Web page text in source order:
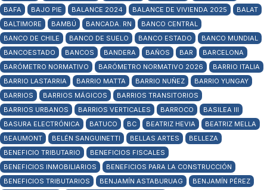
BAFA
BAJO PIE BALANCE 2024 BALANCE DE VIVIENDA 2025
BALAT
BALTIMORE
BAMBÚ BANCADA. RN
BANCO CENTRAL
BANCO DE CHILE
BANCO DE SUELO BANCO ESTADO
BANCO MUNDIAL
BANCOESTADO
BANCOS BANDERA BAÑOS BAR
BARCELONA
BARÓMETRO NORMATIVO
BARÓMETRO NORMATIVO 2026
BARRIO ITALIA
BARRIO LASTARRIA
BARRIO MATTA BARRIO NUÑEZ
BARRIO YUNGAY
BARRIOS
BARRIOS MÁGICOS
BARRIOS TRANSITORIOS
BARRIOS URBANOS
BARRIOS VERTICALES BARROCO
BASILEA III
BASURA ELECTRÓNICA
BATUCO BC BEATRIZ HEVIA
BEATRIZ MELLA
BEAUMONT
BELÉN SANGUINETTI BELLAS ARTES
BELLEZA
BENEFICIO TRIBUTARIO
BENEFICIOS FISCALES
BENEFICIOS INMOBILIARIOS
BENEFICIOS PARA LA CONSTRUCCIÓN
BENEFICIOS TRIBUTARIOS
BENJAMÍN ASTABURUAG
BENJAMÍN PÉREZ